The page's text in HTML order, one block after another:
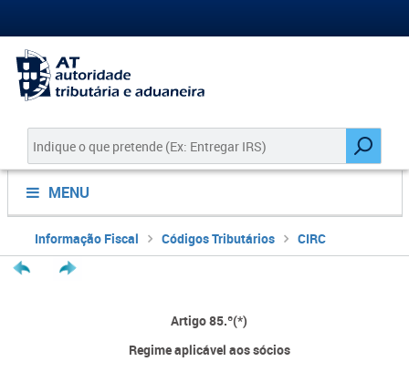
MENU
Informação Fiscal Códigos Tributários CIRC
Artigo 85.º(*)
Regime aplicável aos sócios